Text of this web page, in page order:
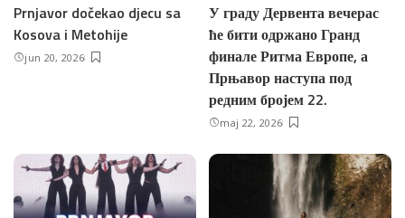
Prnjavor dočekao djecu sa
Kosova i Metohije
jun 20, 2026
У граду Дервента вечерас
ће бити одржано Гранд
финале Ритма Европе, а
Прњавор наступа под
редним бројем 22.
maj 22, 2026